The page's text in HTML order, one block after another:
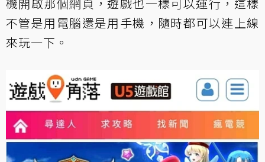
機開啟那個網頁，遊戲也一樣可以運行，這樣
不管是用電腦還是用手機，隨時都可以連上線
來玩一下。